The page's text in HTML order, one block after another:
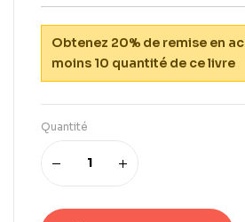
Obtenez 20% de remise en
moins 10 quantité de ce livre
Quantité